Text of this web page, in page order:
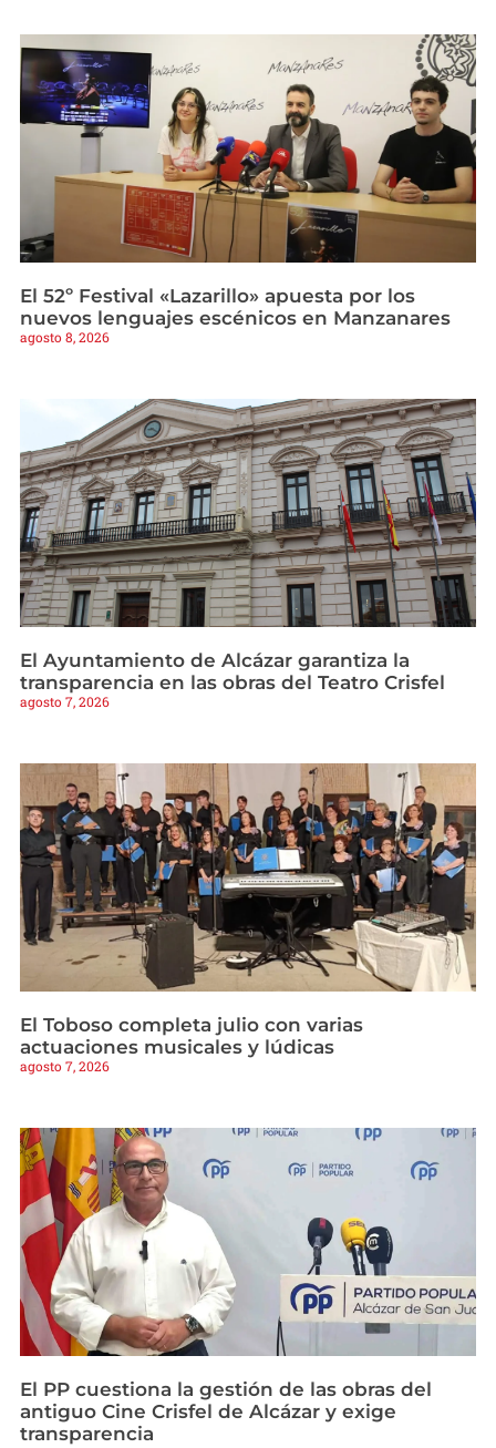
El 52º Festival «Lazarillo» apuesta por los
nuevos lenguajes escénicos en Manzanares
agosto 8, 2026
El Ayuntamiento de Alcázar garantiza la
transparencia en las obras del Teatro Crisfel
agosto 7, 2026
El Toboso completa julio con varias
actuaciones musicales y lúdicas
agosto 7, 2026
El PP cuestiona la gestión de las obras del
antiguo Cine Crisfel de Alcázar y exige
transparencia